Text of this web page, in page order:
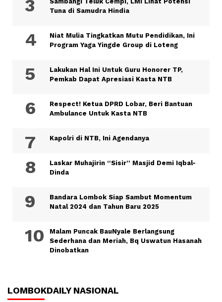
Tuna di Samudra Hindia
Niat Mulia Tingkatkan Mutu Pendidikan, Ini
Program Yaga Yingde Group di Loteng
Lakukan Hal Ini Untuk Guru Honorer TP,
Pemkab Dapat Apresiasi Kasta NTB
Respect! Ketua DPRD Lobar, Beri Bantuan
Ambulance Untuk Kasta NTB
Kapolri di NTB, Ini Agendanya
Laskar Muhajirin “Sisir” Masjid Demi Iqbal-
Dinda
Bandara Lombok Siap Sambut Momentum
Natal 2024 dan Tahun Baru 2025
Malam Puncak BauNyale Berlangsung
Sederhana dan Meriah, Bq Uswatun Hasanah
Dinobatkan
LOMBOKDAILY NASIONAL